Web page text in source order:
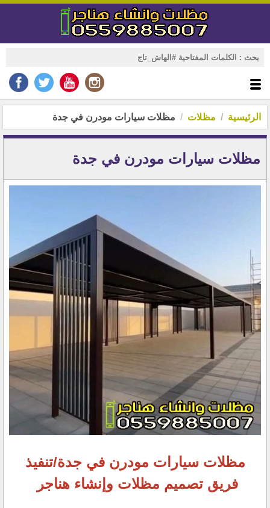
الرئيسية مظلات مظلات سيارات مودرن في جدة
مظلات سيارات مودرن في جدة
مظلات سيارات مودرن في جدة/تنفيذ
فريق تصميم مظلات وإنشاء هناجر